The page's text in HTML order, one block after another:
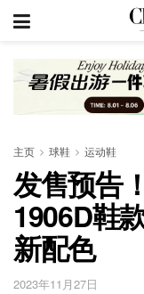
主页 球鞋 运动鞋
发售预告
1906D鞋
新配色
2023年11月27日